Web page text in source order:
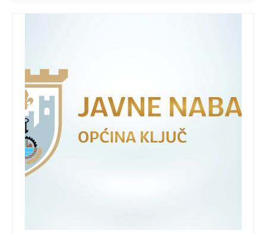
Značajni datumi i manifestacije